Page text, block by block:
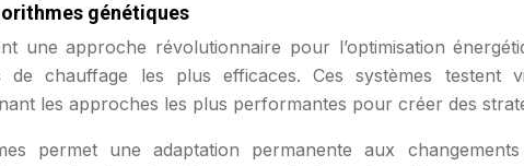
génétiques
une approche révolutionnaire pour l’optimisation
chauffage les plus efficaces. Ces systèmes testent
les approches les plus performantes pour créer des
permet une adaptation permanente aux